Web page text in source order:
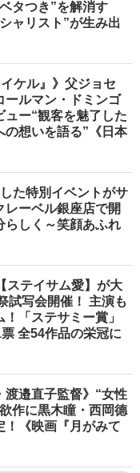
タつき”を解消す
ャリスト”が生み出
ケル』》父ジョセ
ールマン・ドミンゴ
ュー“観客を魅了した
の想いを語る”《日本
た特別イベントがサ
レーベル銀座店で開
しく～笑顔あふれ
ステイサム愛】が大
試写会開催！ 主演も
「ステサミー賞」
全54作品の栄冠に
渡邉直子監督》“女性
作に黒木瞳・西岡德
！《映画『月がみて